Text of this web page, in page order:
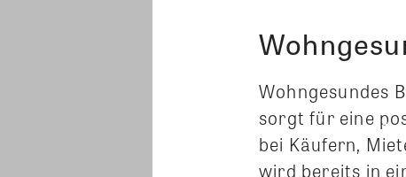
Wohngesundes
sorgt für eine
bei Käufern,
wird bereits in